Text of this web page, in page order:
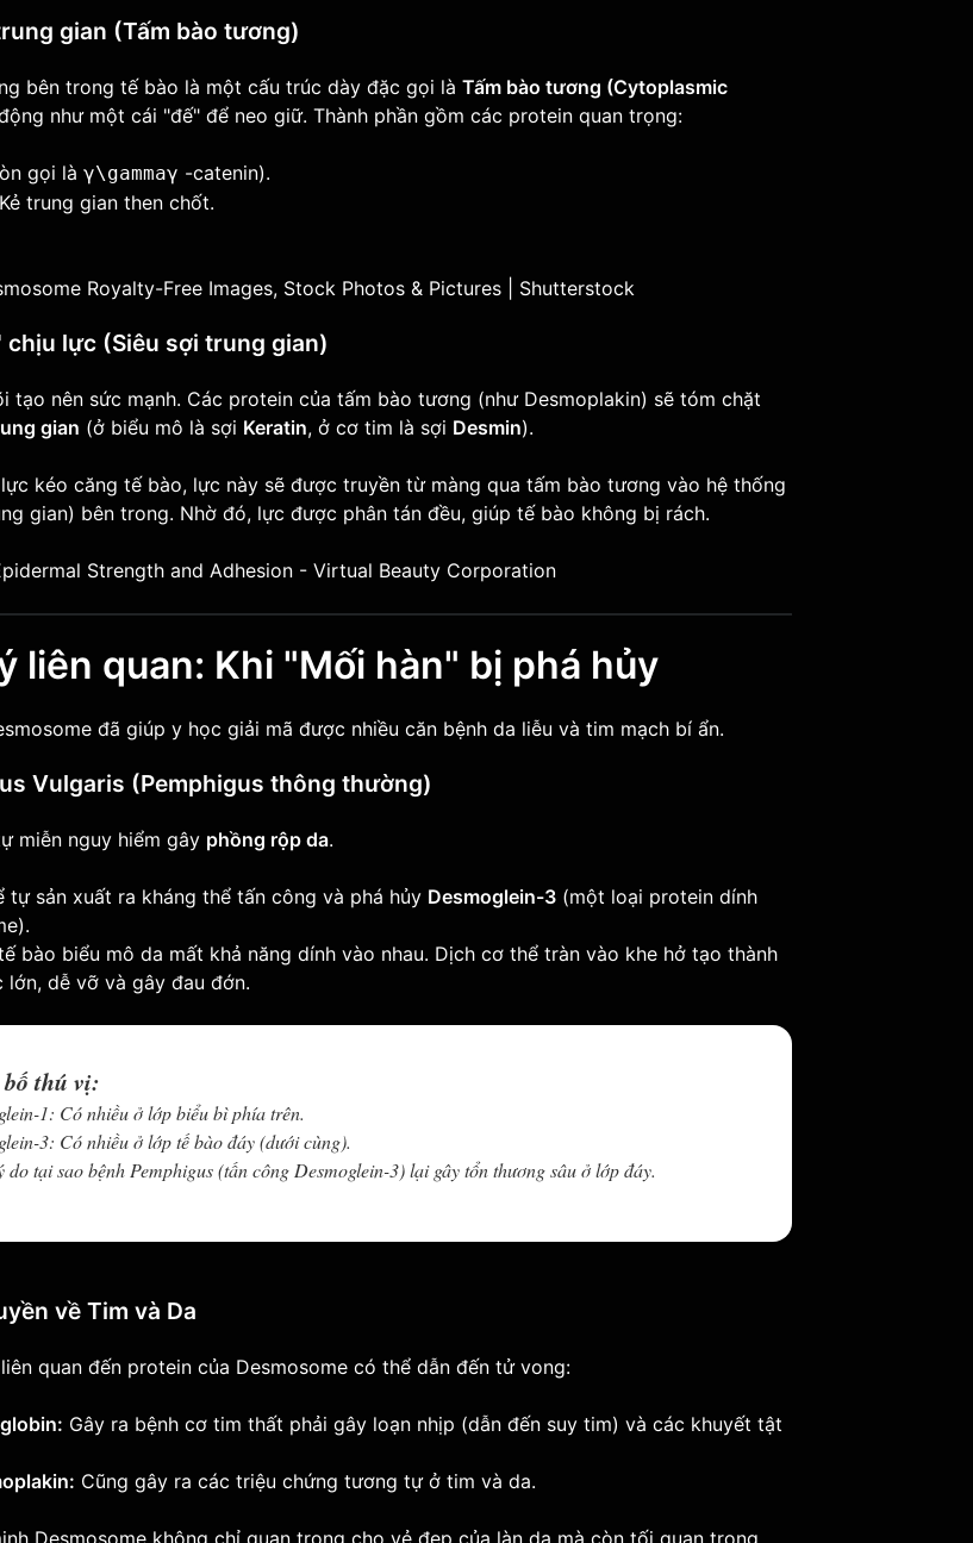
gian (Tấm bào tương)
bên trong tế bào là một cấu trúc dày đặc gọi là Tấm bào tương (Cytoplasmic
như một cái "đế" để neo giữ. Thành phần gồm các protein quan trọng:
gọi là γ\gammaγ -catenin).
Kẻ trung gian then chốt.
lực (Siêu sợi trung gian)
tạo nên sức mạnh. Các protein của tấm bào tương (như Desmoplakin) sẽ tóm chặt
gian (ở biểu mô là sợi Keratin, ở cơ tim là sợi Desmin).
kéo căng tế bào, lực này sẽ được truyền từ màng qua tấm bào tương vào hệ thống
gian) bên trong. Nhờ đó, lực được phân tán đều, giúp tế bào không bị rách.
liên quan: Khi "Mối hàn" bị phá hủy
đã giúp y học giải mã được nhiều căn bệnh da liễu và tim mạch bí ẩn.
Vulgaris (Pemphigus thông thường)
miễn nguy hiểm gây phồng rộp da.
tự sản xuất ra kháng thể tấn công và phá hủy Desmoglein-3 (một loại protein dính
bào biểu mô da mất khả năng dính vào nhau. Dịch cơ thể tràn vào khe hở tạo thành
lớn, dễ vỡ và gây đau đớn.
thú vị:
1: Có nhiều ở lớp biểu bì phía trên.
3: Có nhiều ở lớp tế bào đáy (dưới cùng).
tại sao bệnh Pemphigus (tấn công Desmoglein-3) lại gây tổn thương sâu ở lớp đáy.
về Tim và Da
quan đến protein của Desmosome có thể dẫn đến tử vong:
Gây ra bệnh cơ tim thất phải gây loạn nhịp (dẫn đến suy tim) và các khuyết tật
Cũng gây ra các triệu chứng tương tự ở tim và da.
Desmosome không chỉ quan trọng cho vẻ đẹp của làn da mà còn tối quan trọng